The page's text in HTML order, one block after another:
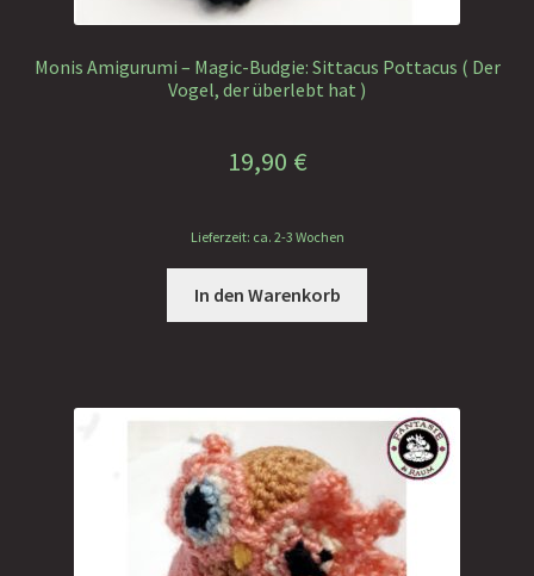
Monis Amigurumi – Magic-Budgie: Sittacus Pottacus ( Der
Vogel, der überlebt hat )
19,90 €
Lieferzeit: ca. 2-3 Wochen
In den Warenkorb